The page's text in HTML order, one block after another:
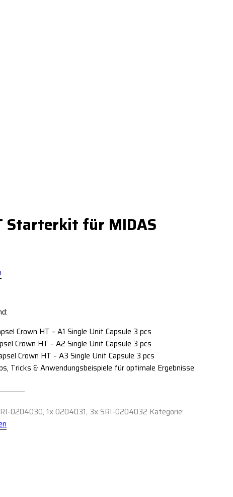
Starterkit für MIDAS
Crown HT – A1 Single Unit Capsule 3 pcs
Crown HT – A2 Single Unit Capsule 3 pcs
Crown HT – A3 Single Unit Capsule 3 pcs
Tricks & Anwendungsbeispiele für optimale Ergebnisse
0204030, 1x 0204031, 3x SRI-0204032 Kategorie: